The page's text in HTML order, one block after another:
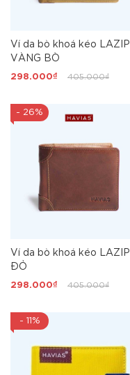
Ví da bò khoá kéo LAZIP
VÀNG BÒ
298.000₫ 405.000₫
- 26%
Ví da bò khoá kéo LAZIP
ĐỎ
298.000₫ 405.000₫
- 11%